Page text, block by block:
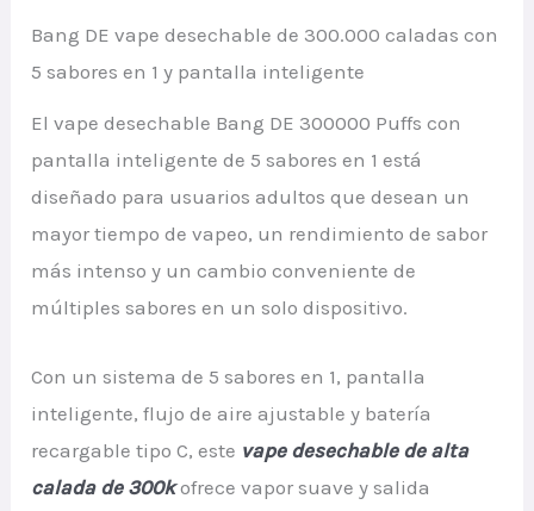
Bang DE vape desechable de 300.000 caladas con
5 sabores en 1 y pantalla inteligente
El vape desechable Bang DE 300000 Puffs con
pantalla inteligente de 5 sabores en 1 está
diseñado para usuarios adultos que desean un
mayor tiempo de vapeo, un rendimiento de sabor
más intenso y un cambio conveniente de
múltiples sabores en un solo dispositivo.
Con un sistema de 5 sabores en 1, pantalla
inteligente, flujo de aire ajustable y batería
recargable tipo C, este vape desechable de alta
calada de 300kofrece vapor suave y salida